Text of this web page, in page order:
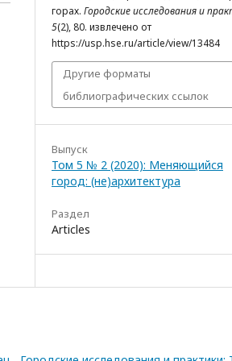
горах. Городские исследования и
5(2), 80. извлечено от
https://usp.hse.ru/article/view/13484
Другие форматы
библиографических ссылок
Выпуск
Том 5 № 2 (2020): Меняющийся
город: (не)архитектура
Раздел
Articles